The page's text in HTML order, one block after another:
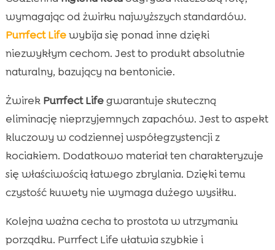
wymagając od żwirku najwyższych standardów.
Purrfect Lifewybija się ponad inne dzięki
niezwykłym cechom. Jest to produkt absolutnie
naturalny, bazujący na bentonicie.
Żwirek Purrfect Lifegwarantuje skuteczną
eliminację nieprzyjemnych zapachów. Jest to aspekt
kluczowy w codziennej współegzystencji z
kociakiem. Dodatkowo materiał ten charakteryzuje
się właściwością łatwego zbrylania. Dzięki temu
czystość kuwety nie wymaga dużego wysiłku.
Kolejna ważna cecha to prostota w utrzymaniu
porządku. Purrfect Life ułatwia szybkie i